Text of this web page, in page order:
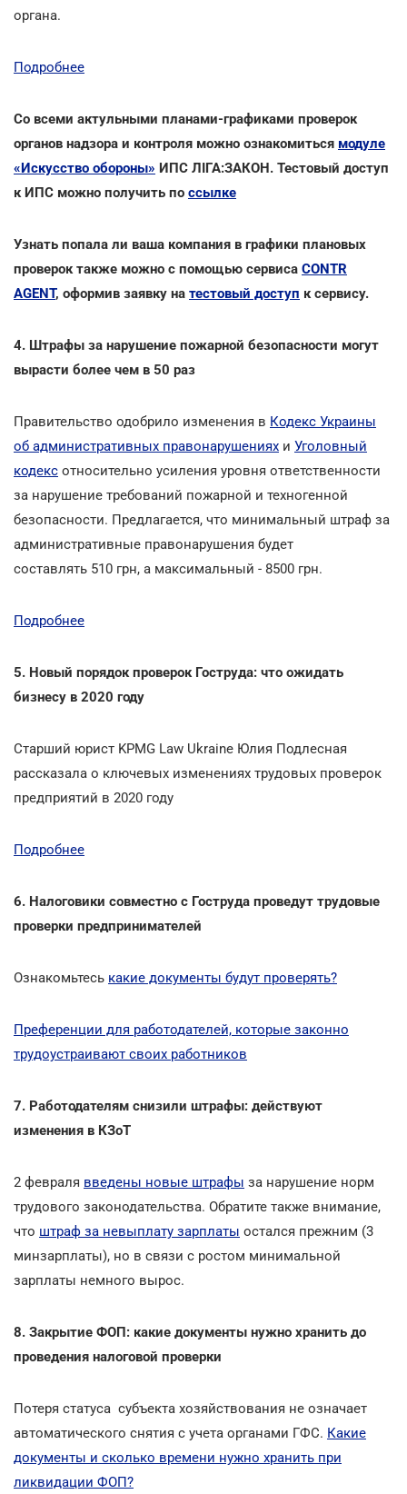
органа.
Подробнее
Со всеми актульными планами-графиками проверок
органов надзора и контроля можно ознакомиться модуле
«Искусство обороны» ИПС ЛІГА:ЗАКОН. Тестовый доступ
к ИПС можно получить по ссылке
Узнать попала ли ваша компания в графики плановых
проверок также можно с помощью сервиса CONTR
AGENT, оформив заявку на тестовый доступ к сервису.
4. Штрафы за нарушение пожарной безопасности могут
вырасти более чем в 50 раз
Правительство одобрило изменения в Кодекс Украины
об административных правонарушениях и Уголовный
кодекс относительно усиления уровня ответственности
за нарушение требований пожарной и техногенной
безопасности. Предлагается, что минимальный штраф за
административные правонарушения будет
составлять 510 грн, а максимальный - 8500 грн.
Подробнее
5. Новый порядок проверок Гоструда: что ожидать
бизнесу в 2020 году
Cтарший юрист KPMG Law Ukraine Юлия Подлесная
рассказала о ключевых изменениях трудовых проверок
предприятий в 2020 году
Подробнее
6. Налоговики совместно с Гоструда проведут трудовые
проверки предпринимателей
Ознакомьтесь какие документы будут проверять?
Преференции для работодателей, которые законно
трудоустраивают своих работников
7. Работодателям снизили штрафы: действуют
изменения в КЗоТ
2 февраля введены новые штрафы за нарушение норм
трудового законодательства. Обратите также внимание,
что штраф за невыплату зарплаты остался прежним (3
минзарплаты), но в связи с ростом минимальной
зарплаты немного вырос.
8. Закрытие ФОП: какие документы нужно хранить до
проведения налоговой проверки
Потеря статуса субъекта хозяйствования не означает
автоматического снятия с учета органами ГФС. Какие
документы и сколько времени нужно хранить при
ликвидации ФОП?